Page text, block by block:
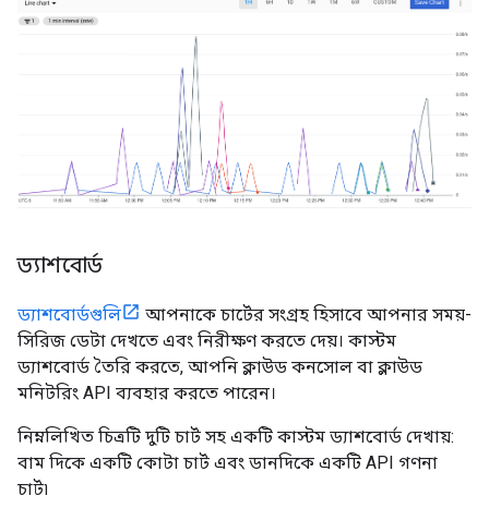
ড্যাশবোর্ড
ড্যাশবোর্ডগুলি
আপনাকে চার্টের সংগ্রহ হিসাবে আপনার সময়-
সিরিজ ডেটা দেখতে এবং নিরীক্ষণ করতে দেয়। কাস্টম
ড্যাশবোর্ড তৈরি করতে, আপনি ক্লাউড কনসোল বা ক্লাউড
মনিটরিং API ব্যবহার করতে পারেন।
নিম্নলিখিত চিত্রটি দুটি চার্ট সহ একটি কাস্টম ড্যাশবোর্ড দেখায়:
বাম দিকে একটি কোটা চার্ট এবং ডানদিকে একটি API গণনা
চার্ট৷